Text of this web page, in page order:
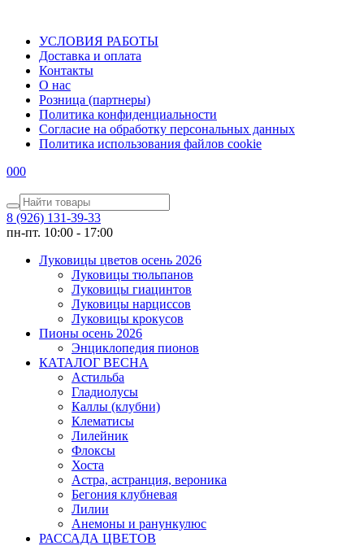
УСЛОВИЯ РАБОТЫ
Доставка и оплата
Контакты
О наc
Розница (партнеры)
Политика конфиденциальности
Согласие на обработку персональных данных
Политика использования файлов сookie
000
8 (926) 131-39-33
пн-пт. 10:00 - 17:00
Луковицы цветов осень 2026
Луковицы тюльпанов
Луковицы гиацинтов
Луковицы нарциссов
Луковицы крокусов
Пионы осень 2026
Энциклопедия пионов
КАТАЛОГ ВЕСНА
Астильба
Гладиолусы
Каллы (клубни)
Клематисы
Лилейник
Флоксы
Хоста
Астра, астранция, вероника
Бегония клубневая
Лилии
Анемоны и ранункулюс
РАССАДА ЦВЕТОВ